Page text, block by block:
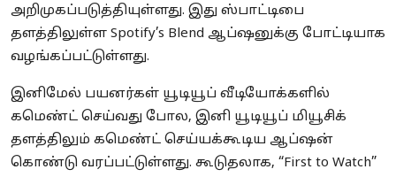
அறிமுகப்படுத்தியுள்ளது. இது ஸ்பாட்டிபை
தளத்திலுள்ள Spotify’s Blend ஆப்ஷனுக்கு போட்டியாக
வழங்கப்பட்டுள்ளது.
இனிமேல் பயனர்கள் யூடியூப் வீடியோக்களில்
கமெண்ட் செய்வது போல, இனி யூடியூப் மியூசிக்
தளத்திலும் கமெண்ட் செய்யக்கூடிய ஆப்ஷன்
கொண்டு வரப்பட்டுள்ளது. கூடுதலாக, “First to Watch”